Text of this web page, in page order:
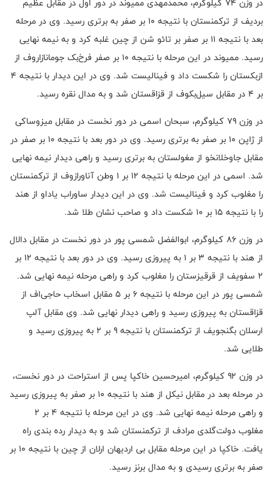
بردیف از ترکمنستان با نتیجه ۱۰ بر صفر به برتری رسید. وی در مرحله
بعد با نتیجه ۱۱ بر صفر بر تائو شن از چین غلبه کرد و به نیمه نهایی
رسید. ممیوند در این مرحله با نتیجه ۱۰ بر صفر فرخ‌بک جومانازاروف از
ازبکستان را شکست داد و فینالیست شد. وی در این دیدار با نتیجه ۴
بر ۴ در مقابل سیل‌بکوف از قزاقستان شد و به مدال نقره رسید.
در وزن ۷۹ کیلوگرم، سبحان اسمی در دور نخست در مقابل میزوساکی
از ژاپن ۱۰ بر صفر به برتری رسید. وی در دور بعد با نتیجه ۱۰ بر صفر در
مقابل جاوخلانخو از مغولستان به برتری رسید و راهی دیدار نیمه نهایی
شد. اسمی در این مرحله با نتیجه ۱۲ بر ۱ وطن آناورازوف از ترکمنستان
را مغلوب کرد و فینالیست شد. وی در این دیدار ساوراب یاداو از هند
را با نتیجه ۱۵ بر ۱۰ شکست داد و صاحب نشان طلا شد.
در وزن ۸۶ کیلوگرم، ابوالفضل شمسی پور در دور نخست در مقابل دالال
از هند با نتیجه ۳ بر ۱ به پیروزی رسید. وی در دور بعد با نتیجه ۱۲ بر
۲ سفویف از قرقیزستان را مغلوب کرد و راهی مرحله نیمه نهایی شد.
شمسی پور در این مرحله با نتیجه ۶ بر ۵ مقابل اسخاب حاجی‌اف از
قزاقستان به پیروزی رسید و راهی دیدار نهایی شد. وی مقابل آلپ
ارسلان بگنجویف از ترکمنستان با نتیجه ۹ بر ۲ به پیروزی رسید و
طلایی شد.
در وزن ۹۲ کیلوگرم، امیرحسین خاکپا پس از استراحت در دور نخست،
در مرحله بعد در مقابل نیکل از هند با نتیجه ۱۰ بر صفر به پیروزی رسید
و راهی مرحله نیمه نهایی شد. وی در این مرحله با نتیجه ۴ بر ۲
مغلوب دولت‌گلدی مرادف از ترکمنستان شد و به دیدار رده بندی راه
یافت. خاکپا در این مرحله مقابل بی اردیهان ارلان از چین با نتیجه ۱۰ بر
صفر به برتری رسیدی و به مدال برنز رسید.